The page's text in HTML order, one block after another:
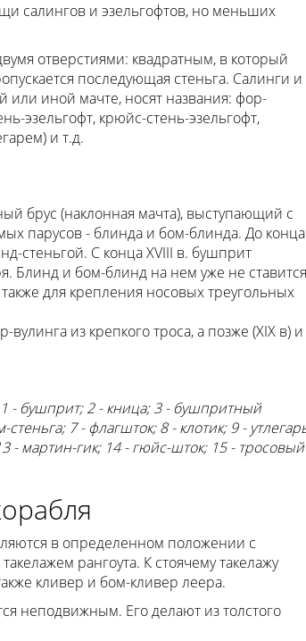
салингов и эзельгофтов, но меньших
отверстиями: квадратным, в который
последующая стеньга. Салинги и
или иной мачте, носят названия: фор-
эзельгофт, крюйс-стень-эзельгофт,
и т.д.
брус (наклонная мачта), выступающий с
парусов - блинда и бом-блинда. До конца
стеньгой. С конца XVIII в. бушприт
Блинд и бом-блинд на нем уже не
для крепления носовых треугольных
из крепкого троса, а позже (XIX в) и
- бушприт; 2 - кница; 3 - бушпритный
7 - флагшток; 8 - клотик; 9 -
- мартин-гик; 14 - гюйс-шток; 15 - тросовый
в определенном положении с
рангоута. К стоячему такелажу
кливер и бом-кливер леера.
неподвижным. Его делают из толстого